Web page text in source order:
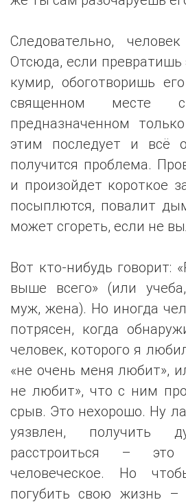
Следовательно,
Отсюда, если превратишь
кумир, обоготворишь
священном месте
предназначенном
этим последует и всё
получится проблема.
и произойдет короткое
посыплются, повалит
может сгореть, если не
Вот кто-нибудь говорит:
выше всего» (или
муж, жена). Но иногда
потрясен, когда
человек, которого я
«не очень меня любит»,
не любит», что с ним
срыв. Это нехорошо. Ну
уязвлен, получить
расстроиться –
человеческое. Но
погубить свою жизнь –